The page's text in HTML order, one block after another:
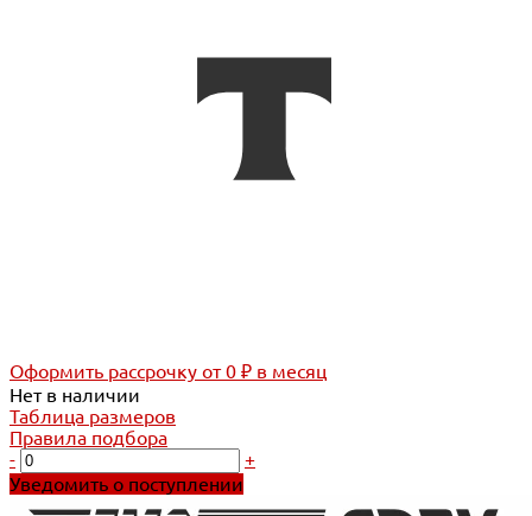
Оформить рассрочку от 0 ₽ в месяц
Нет в наличии
Таблица размеров
Правила подбора
-
+
Уведомить о поступлении